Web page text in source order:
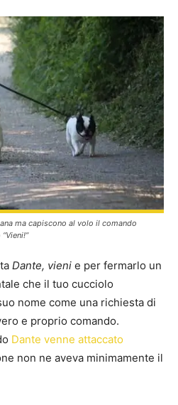
ma capiscono al volo il comando
Dante, vieni e per fermarlo un
che il tuo cucciolo
nome come una richiesta di
e proprio comando.
Dante venne attaccato
non ne aveva minimamente il